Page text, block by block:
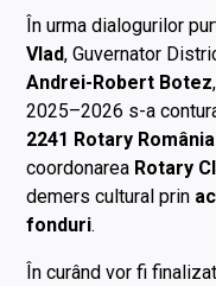
În urma dialogurilor
Vlad, Guvernator
Andrei-Robert Botez
2025–2026 s-a
2241 Rotary
coordonarea Rotary
demers cultural prin
fonduri.
În curând vor fi